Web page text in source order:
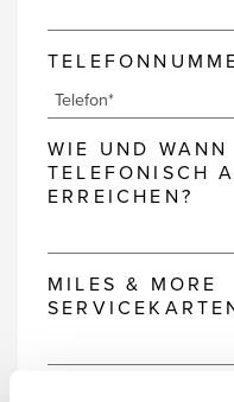
WIE UND
TELEFONISCH
ERREICHEN?
MILES & MORE